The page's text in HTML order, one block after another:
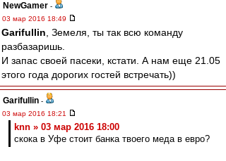
NewGamer -
03 мар 2016 18:49
Garifullin , Земеля, ты так всю команду
разбазаришь.
И запас своей пасеки, кстати. А нам еще 21.05
этого года дорогих гостей встречать))
Garifullin -
03 мар 2016 18:21
knn » 03 мар 2016 18:00
скока в Уфе стоит банка твоего меда в евро?